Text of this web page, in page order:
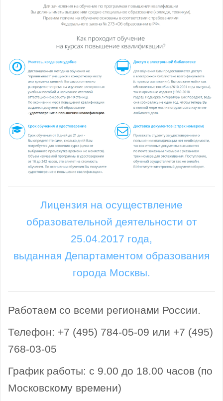
Лицензия на осуществление
образовательной деятельности от
25.04.2017 года,
выданная Департаментом образования
города Москвы.
Работаем со всеми регионами России.
Телефон: +7 (495) 784-05-09 или +7 (495)
768-03-05
График работы: с 9.00 до 18.00 часов (по
Московскому времени)